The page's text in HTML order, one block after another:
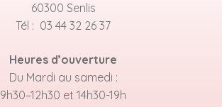
60300 Senlis
Tél : 03 44 32 26 37
Heures d’ouverture
Du Mardi au samedi :
9h30–12h30 et 14h30-19h